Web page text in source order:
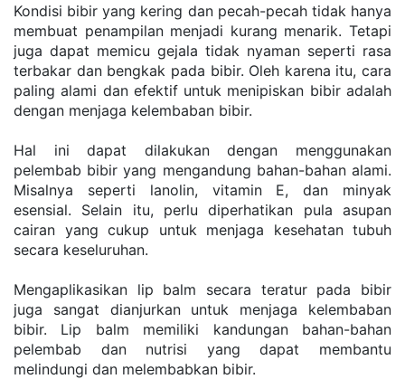
Kondisi bibir yang kering dan pecah-pecah tidak hanya
membuat penampilan menjadi kurang menarik. Tetapi
juga dapat memicu gejala tidak nyaman seperti rasa
terbakar dan bengkak pada bibir. Oleh karena itu, cara
paling alami dan efektif untuk menipiskan bibir adalah
dengan menjaga kelembaban bibir.
Hal ini dapat dilakukan dengan menggunakan
pelembab bibir yang mengandung bahan-bahan alami.
Misalnya seperti lanolin, vitamin E, dan minyak
esensial. Selain itu, perlu diperhatikan pula asupan
cairan yang cukup untuk menjaga kesehatan tubuh
secara keseluruhan.
Mengaplikasikan lip balm secara teratur pada bibir
juga sangat dianjurkan untuk menjaga kelembaban
bibir. Lip balm memiliki kandungan bahan-bahan
pelembab dan nutrisi yang dapat membantu
melindungi dan melembabkan bibir.